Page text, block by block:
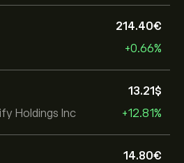
214.40‎€‎
+0.66%
Holdings Inc
13.21‎$‎
+12.81%
14.80‎€‎